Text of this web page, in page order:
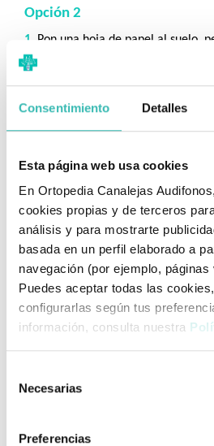
Consentimiento Detalles
Esta página web usa cookies
En Ortopedia Canalejas
cookies propias y de terceros
análisis y para mostrarte
basada en un perfil elaborado a
navegación (por ejemplo, páginas
Puedes aceptar todas las
configurarlas según tus
información, consulta nuestra
Necesarias
Preferencias
Opción 2
1.
Pon una hoja de papel al suelo,
2. Si vas a usar calcetines ponte los
3.Pon los pies juntos y los talones
4.Marca con el lápiz hasta donde
largo.
0,7 cmy compruebe la talla en la
metatarsal?